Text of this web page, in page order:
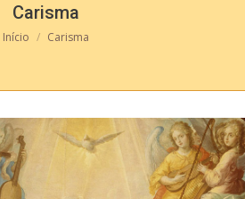
Carisma
Você está aqui:
Início Carisma